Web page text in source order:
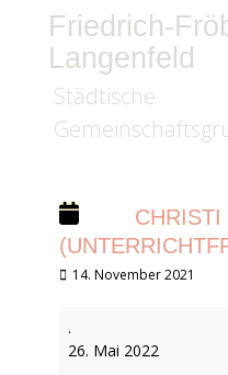
Friedrich-
Langenfeld
Städtische
CHRISTI
Veröffentlicht
14. November 2021
Himmelfahrt
(unterrichtfrei)
.
26. Mai 2022